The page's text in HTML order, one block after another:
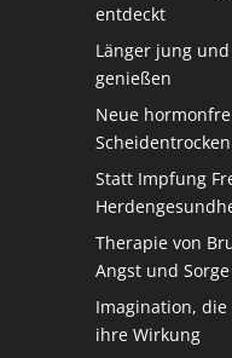
entdeckt
Länger jung
genießen
Neue
Statt Impfung
Therapie von
Angst und Sorge
Imagination,
ihre Wirkung